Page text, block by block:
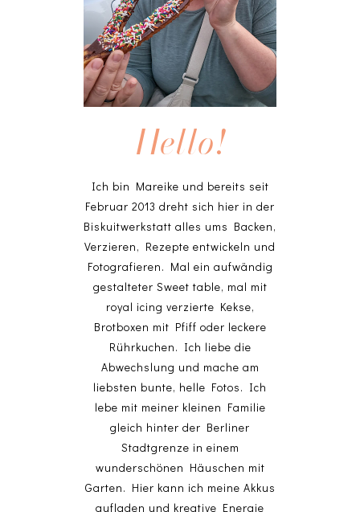
Hello!
Ich bin Mareike und bereits seit
Februar 2013 dreht sich hier in der
Biskuitwerkstatt alles ums Backen,
Verzieren, Rezepte entwickeln und
Fotografieren. Mal ein aufwändig
gestalteter Sweet table, mal mit
royal icing verzierte Kekse,
Brotboxen mit Pfiff oder leckere
Rührkuchen. Ich liebe die
Abwechslung und mache am
liebsten bunte, helle Fotos. Ich
lebe mit meiner kleinen Familie
gleich hinter der Berliner
Stadtgrenze in einem
wunderschönen Häuschen mit
Garten. Hier kann ich meine Akkus
aufladen und kreative Energie